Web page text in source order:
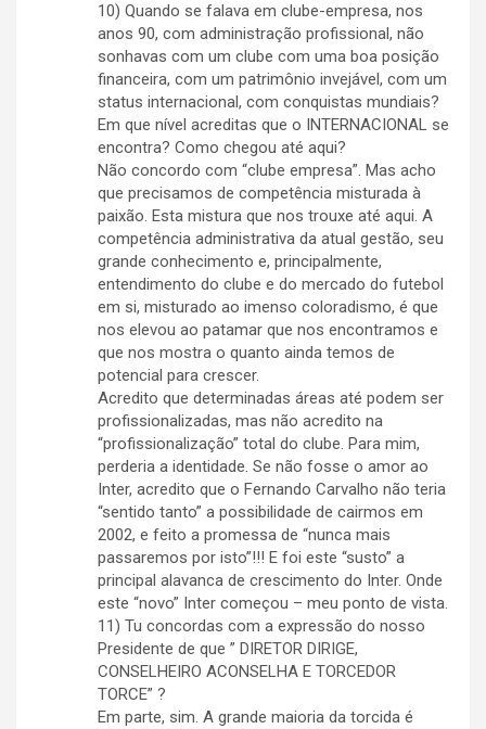
10) Quando se falava em clube-empresa, nos
anos 90, com administração profissional, não
sonhavas com um clube com uma boa posição
financeira, com um patrimônio invejável, com um
status internacional, com conquistas mundiais?
Em que nível acreditas que o INTERNACIONAL se
encontra? Como chegou até aqui?
Não concordo com “clube empresa”. Mas acho
que precisamos de competência misturada à
paixão. Esta mistura que nos trouxe até aqui. A
competência administrativa da atual gestão, seu
grande conhecimento e, principalmente,
entendimento do clube e do mercado do futebol
em si, misturado ao imenso coloradismo, é que
nos elevou ao patamar que nos encontramos e
que nos mostra o quanto ainda temos de
potencial para crescer.
Acredito que determinadas áreas até podem ser
profissionalizadas, mas não acredito na
“profissionalização” total do clube. Para mim,
perderia a identidade. Se não fosse o amor ao
Inter, acredito que o Fernando Carvalho não teria
“sentido tanto” a possibilidade de cairmos em
2002, e feito a promessa de “nunca mais
passaremos por isto”!!! E foi este “susto” a
principal alavanca de crescimento do Inter. Onde
este “novo” Inter começou – meu ponto de vista.
11) Tu concordas com a expressão do nosso
Presidente de que ” DIRETOR DIRIGE,
CONSELHEIRO ACONSELHA E TORCEDOR
TORCE” ?
Em parte, sim. A grande maioria da torcida é